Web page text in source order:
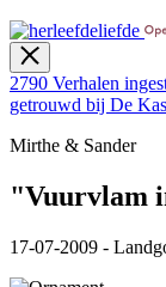
2790 Verhalen
getrouwd bij De
Mirthe & Sander
"Vuurvlam
17-07-2009 -